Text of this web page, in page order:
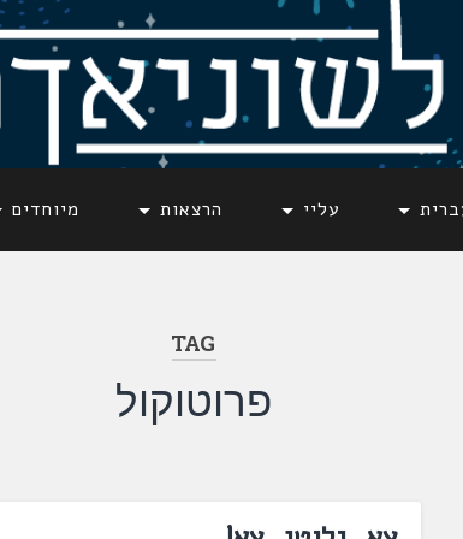
עליי הרצאות מיוחדים
TAG
פרוטוקול